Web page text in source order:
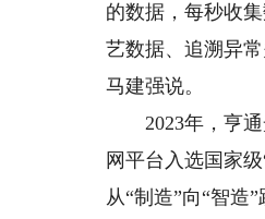
的数据，每秒收
艺数据、追溯异
马建强说。
2023年，亨通
网平台入选国家
从“制造”向“智造